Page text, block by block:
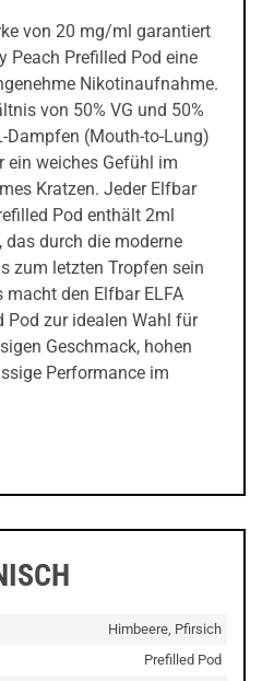
von 20 mg/ml garantiert
Peach Prefilled Pod eine
Nikotinaufnahme.
von 50% VG und 50%
Dampfen (Mouth-to-Lung)
weiches Gefühl im
Kratzen. Jeder Elfbar
Pod enthält 2ml
durch die moderne
zum letzten Tropfen sein
den Elfbar ELFA
Pod zur idealen Wahl für
Geschmack, hohen
Performance im
Himbeere, Pfirsich
Prefilled Pod